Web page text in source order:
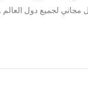
مجاني لجميع دول